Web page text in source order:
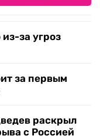
за угроз
за первым
раскрыл
с Россией